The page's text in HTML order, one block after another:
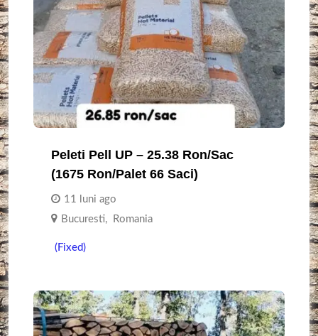
Peleti Pell UP – 25.38 Ron/sac
(1675 Ron/palet 66 Saci)
11 luni ago
Bucuresti, Romania
(Fixed)